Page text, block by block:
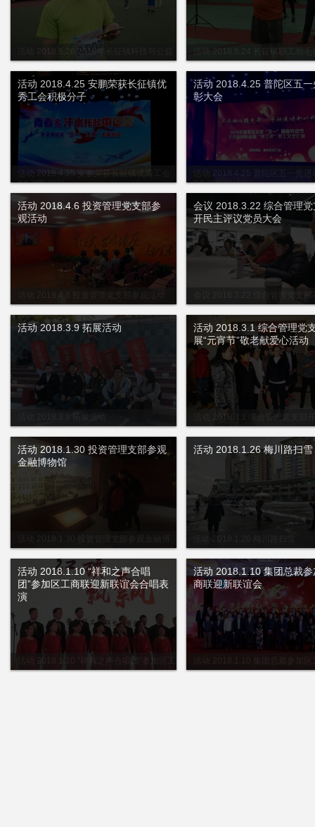
活动 2018.5.26 2018年长征镇科技与公益
活动 2018.5.24 长征镇职工羽毛
活动 2018.4.25 安鹏荣获长征镇优秀工会
活动 2018.4.25 安鹏荣获长征镇优
秀工会积极分子
活动 2018.4.25 普陀区五一先进
活动 2018.4.25 普陀区五一
彰大会
活动 2018.4.6 投资管理党支部参
观活动
会议 2018.3.22 综合管理党支
会议 2018.3.22 综合管理党
开民主评议党员大会
活动 2018.3.9 拓展活动
活动 2018.3.1 综合管理党支部
活动 2018.3.1 综合管理党
展“元宵节”敬老献爱心活动
活动 2018.1.30 投资管理支部参观
金融博物馆
活动 2018.1.26 梅川路扫雪
活动 2018.1.10 “祥和之声合唱团”参加区工
活动 2018.1.10 “祥和之声合唱
团”参加区工商联迎新联谊会合唱表
演
活动 2018.1.10 集团总裁参
商联迎新联谊会